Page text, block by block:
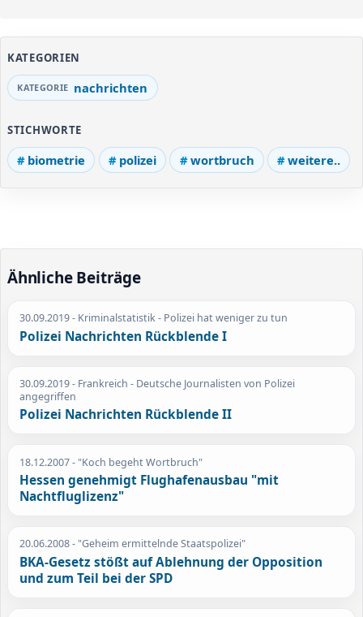
KATEGORIEN
nachrichten
STICHWORTE
biometrie polizei wortbruch weitere..
Ähnliche Beiträge
30.09.2019- Kriminalstatistik - Polizei hat weniger zu tun
Polizei Nachrichten Rückblende I
30.09.2019- Frankreich - Deutsche Journalisten von Polizei
angegriffen
Polizei Nachrichten Rückblende II
18.12.2007- "Koch begeht Wortbruch"
Hessen genehmigt Flughafenausbau "mit
Nachtfluglizenz"
20.06.2008- "Geheim ermittelnde Staatspolizei"
BKA-Gesetz stößt auf Ablehnung der Opposition
und zum Teil bei der SPD